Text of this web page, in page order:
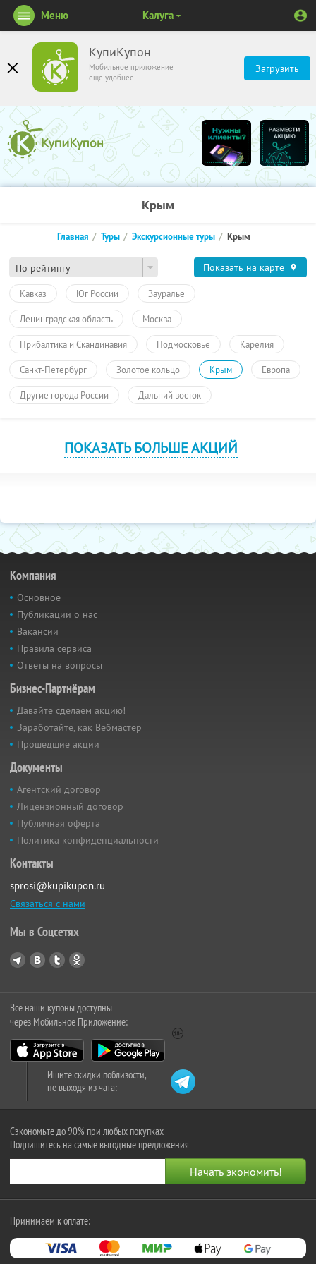
КупиКупон
Мобильное приложение
ещё удобнее
Загрузить
Меню Калуга
Крым
По рейтингу
Главная Туры Экскурсионные туры Крым
Показать на карте
Кавказ Юг России Зауралье
Ленинградская область Москва
Прибалтика и Скандинавия Подмосковье Карелия
Санкт-Петербург Золотое кольцо Крым Европа
Другие города России Дальний восток
ПОКАЗАТЬ БОЛЬШЕ АКЦИЙ
Компания
Основное
Публикации о нас
Вакансии
Правила сервиса
Ответы на вопросы
Бизнес-Партнёрам
Давайте сделаем акцию!
Заработайте, как Вебмастер
Прошедшие акции
Документы
Агентский договор
Лицензионный договор
Публичная оферта
Политика конфиденциальности
Контакты
sprosi@kupikupon.ru
Связаться с нами
Мы в Соцсетях
Все наши купоны доступны
через Мобильное Приложение:
Ищите скидки поблизости,
не выходя из чата:
Сэкономьте до 90% при любых покупках
Подпишитесь на самые выгодные предложения
Принимаем к оплате: